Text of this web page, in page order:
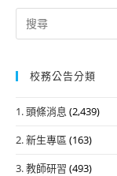
Search
for:
校務公告分類
1. 頭條消息 (2,439)
2. 新生專區 (163)
3. 教師研習 (493)